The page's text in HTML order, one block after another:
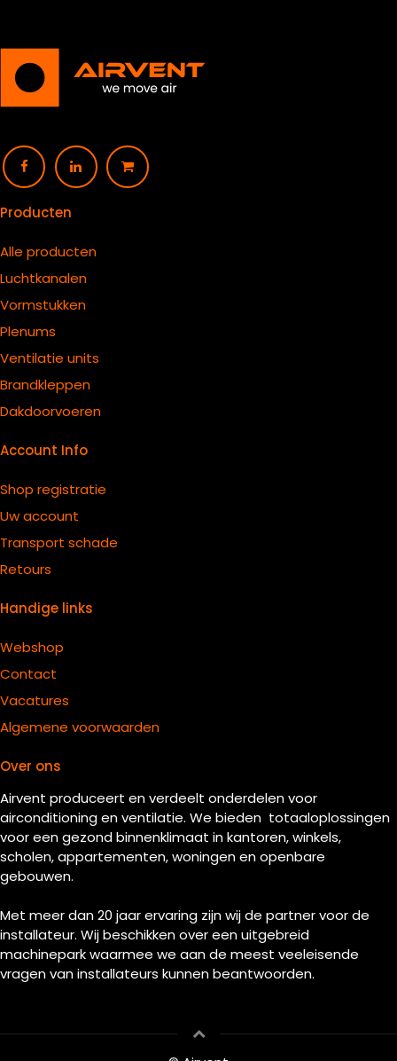
Producten
Alle producten
Luchtkanalen
Vormstukken
Plenums
Ventilatie units
Brandkleppen
Dakdoorvoeren
Account Info
Shop registratie
Uw account
Transport schade
Retours
Handige links
Webshop
Contact
Vacatures
Algemene voorwaarden
Over ons
Airvent produceert en verdeelt onderdelen voor
airconditioning en ventilatie. We bieden totaaloplossingen
voor een gezond binnenklimaat in kantoren, winkels,
scholen, appartementen, woningen en openbare
gebouwen.
Met meer dan 20 jaar ervaring zijn wij de partner voor de
installateur. Wij beschikken over een uitgebreid
machinepark waarmee we aan de meest veeleisende
vragen van installateurs kunnen beantwoorden.